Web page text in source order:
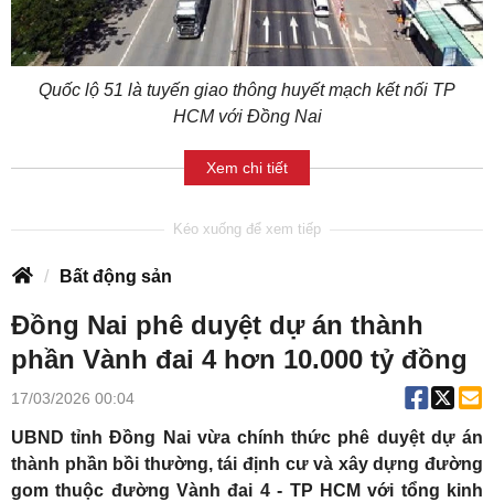
Quốc lộ 51 là tuyến giao thông huyết mạch kết nối TP
HCM với Đồng Nai
Xem chi tiết
Bất động sản
Đồng Nai phê duyệt dự án thành
phần Vành đai 4 hơn 10.000 tỷ đồng
17/03/2026 00:04
UBND tỉnh Đồng Nai vừa chính thức phê duyệt dự án
thành phần bồi thường, tái định cư và xây dựng đường
gom thuộc đường Vành đai 4 - TP HCM với tổng kinh